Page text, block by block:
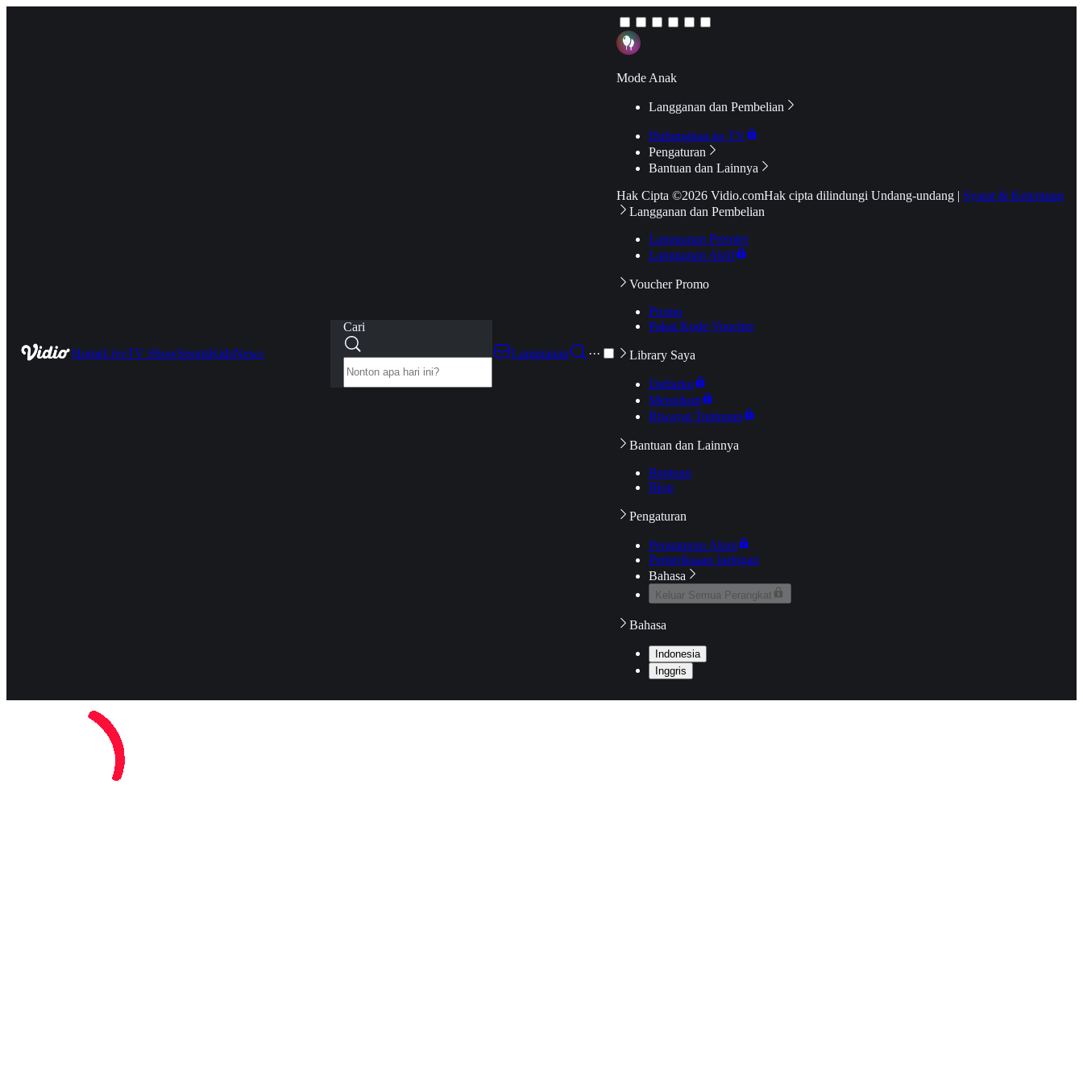
HomeLiveTV ShowSportsKidsNews
Cari
Langganan
···
Mode Anak
Langganan dan Pembelian
Hubungkan ke TV
Pengaturan
Bantuan dan Lainnya
Hak Cipta ©2026 Vidio.comHak cipta dilindungi Undang-undang | Syarat & Ketentuan
Langganan dan Pembelian
Langganan Premier
Langganan Aktif
Voucher Promo
Promo
Pakai Kode Voucher
Library Saya
Daftarku
Mengikuti
Riwayat Tontonan
Bantuan dan Lainnya
Bantuan
Blog
Pengaturan
Pengaturan Akun
Pemeriksaan Jaringan
Bahasa
Keluar Semua Perangkat
Bahasa
Indonesia
Inggris